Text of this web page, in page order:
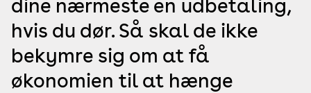
dine nærmeste en udbetaling,
hvis du dør. Så skal de ikke
bekymre sig om at få
økonomien til at hænge